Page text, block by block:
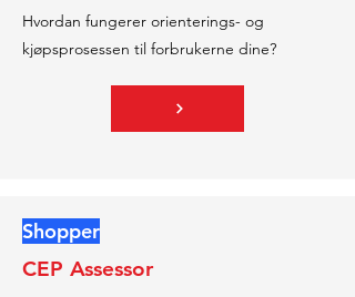
Hvordan fungerer orienterings- og
kjøpsprosessen til forbrukerne dine?
Shopper
CEP Assessor